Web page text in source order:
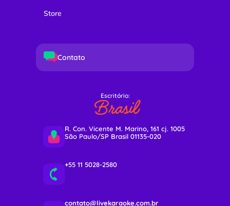
Store
Contato
Escritório:
Brasil
R. Con. Vicente M. Marino, 161 cj. 1005
São Paulo/SP Brasil 01135-020
+55 11 5028-2580
contato@livekaraoke.com.br